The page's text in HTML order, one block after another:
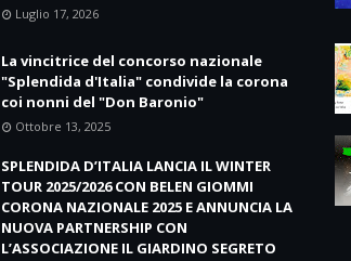
Luglio 17, 2026
La vincitrice del concorso nazionale
"Splendida d'Italia" condivide la corona
coi nonni del "Don Baronio"
Ottobre 13, 2025
SPLENDIDA D’ITALIA LANCIA IL WINTER
TOUR 2025/2026 CON BELEN GIOMMI
CORONA NAZIONALE 2025 E ANNUNCIA LA
NUOVA PARTNERSHIP CON
L’ASSOCIAZIONE IL GIARDINO SEGRETO